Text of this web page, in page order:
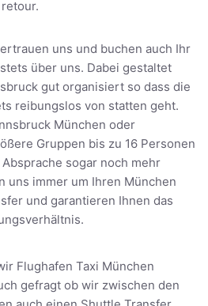
uns und buchen auch Ihr
über uns. Dabei gestaltet
gut organisiert so dass die
reibungslos von statten geht.
München oder
Gruppen bis zu 16 Personen
sogar noch mehr
uns immer um Ihren München
und garantieren Ihnen das
Flughafen Taxi München
gefragt ob wir zwischen den